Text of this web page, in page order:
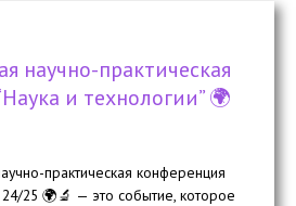
научно-практическая
и технологии” 🌍
практическая конференция
24/25 🌍🔬 — это событие, которое